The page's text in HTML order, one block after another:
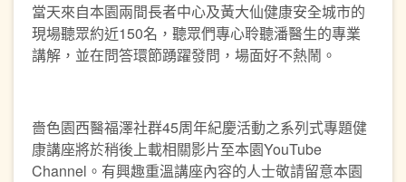
當天來自本園兩間長者中心及黃大仙健康安全城市的
現場聽眾約近150名，聽眾們專心聆聽潘醫生的專業
講解，並在問答環節踴躍發問，場面好不熱鬧。
嗇色園西醫福澤社群45周年紀慶活動之系列式專題健
康講座將於稍後上載相關影片至本園YouTube
Channel。有興趣重溫講座內容的人士敬請留意本園